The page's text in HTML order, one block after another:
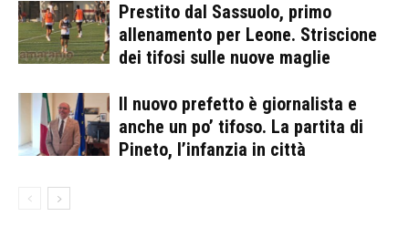
Prestito dal Sassuolo, primo
allenamento per Leone. Striscione
dei tifosi sulle nuove maglie
Il nuovo prefetto è giornalista e
anche un po’ tifoso. La partita di
Pineto, l’infanzia in città